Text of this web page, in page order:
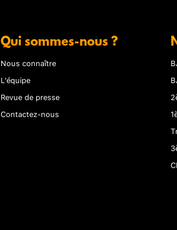
Qui sommes-nous ?
Nous connaître
L'équipe
Revue de presse
Contactez-nous